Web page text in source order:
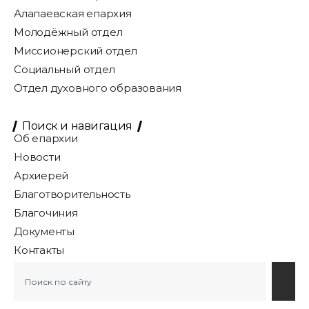
Алапаевская епархия
Молодёжный отдел
Миссионерский отдел
Социальный отдел
Отдел духовного образования
Поиск и навигация
Об епархии
Новости
Архиерей
Благотворительность
Благочиния
Документы
Контакты